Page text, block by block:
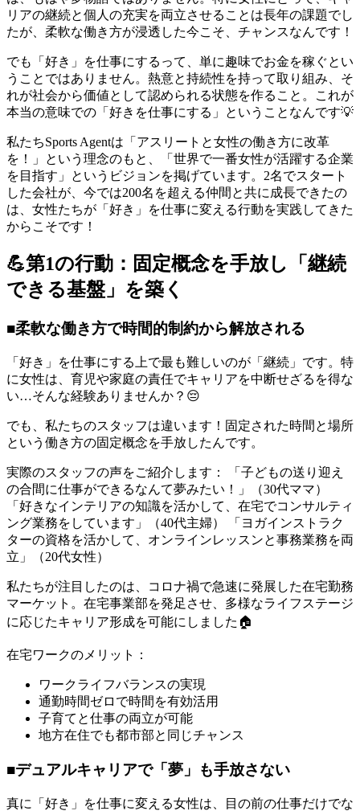
リアの継続と個人の充実を両立させることは長年の課題でし
たが、柔軟な働き方が浸透した今こそ、チャンスなんです！
でも「好き」を仕事にするって、単に趣味でお金を稼ぐとい
うことではありません。熱意と持続性を持って取り組み、そ
れが社会から価値として認められる状態を作ること。これが
本当の意味での「好きを仕事にする」ということなんです💡
私たちSports Agentは「アスリートと女性の働き方に改革
を！」という理念のもと、「世界で一番女性が活躍する企業
を目指す」というビジョンを掲げています。2名でスタート
した会社が、今では200名を超える仲間と共に成長できたの
は、女性たちが「好き」を仕事に変える行動を実践してきた
からこそです！
💪第1の行動：固定概念を手放し「継続
できる基盤」を築く
■柔軟な働き方で時間的制約から解放される
「好き」を仕事にする上で最も難しいのが「継続」です。特
に女性は、育児や家庭の責任でキャリアを中断せざるを得な
い…そんな経験ありませんか？😔
でも、私たちのスタッフは違います！固定された時間と場所
という働き方の固定概念を手放したんです。
実際のスタッフの声をご紹介します： 「子どもの送り迎え
の合間に仕事ができるなんて夢みたい！」（30代ママ）
「好きなインテリアの知識を活かして、在宅でコンサルティ
ング業務をしています」（40代主婦） 「ヨガインストラク
ターの資格を活かして、オンラインレッスンと事務業務を両
立」（20代女性）
私たちが注目したのは、コロナ禍で急速に発展した在宅勤務
マーケット。在宅事業部を発足させ、多様なライフステージ
に応じたキャリア形成を可能にしました🏠
在宅ワークのメリット：
ワークライフバランスの実現
通勤時間ゼロで時間を有効活用
子育てと仕事の両立が可能
地方在住でも都市部と同じチャンス
■デュアルキャリアで「夢」も手放さない
真に「好き」を仕事に変える女性は、目の前の仕事だけでな